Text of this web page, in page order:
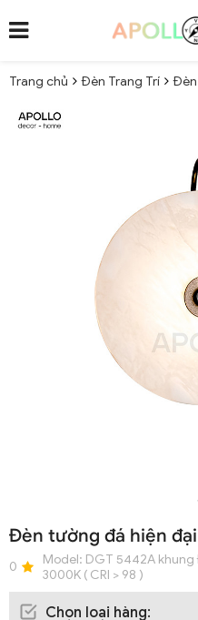
Trang chủ Đèn Trang Trí
Đèn tường đá hiện
0 Model: DGT 5442A khung
3000K ( CRI > 98 )
Chọn loại hàng: